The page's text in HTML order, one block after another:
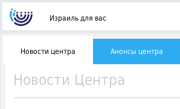
Израиль для вас
Новости центра Анонсы центра
Новости Центра